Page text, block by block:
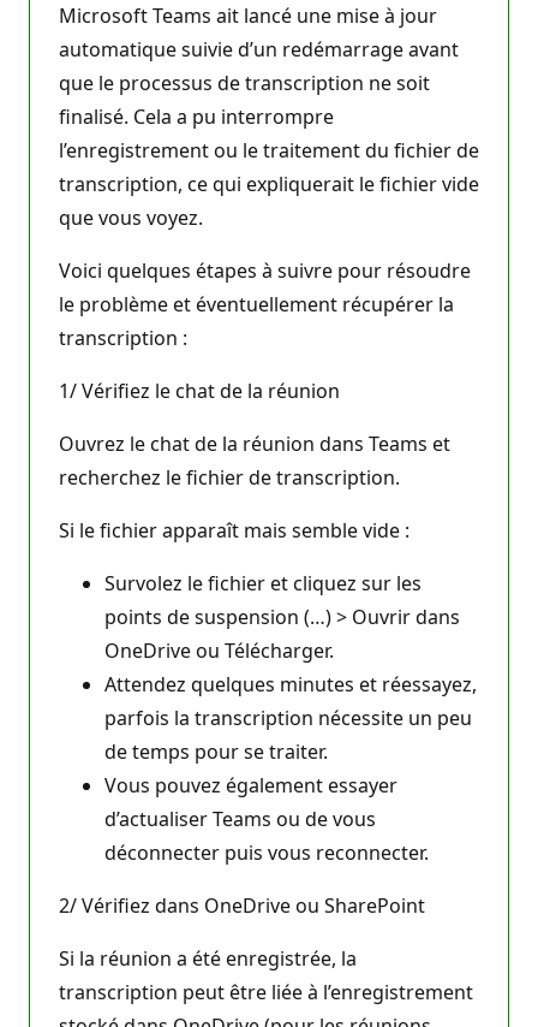
Microsoft Teams ait lancé une mise à jour
automatique suivie d’un redémarrage avant
que le processus de transcription ne soit
finalisé. Cela a pu interrompre
l’enregistrement ou le traitement du fichier de
transcription, ce qui expliquerait le fichier vide
que vous voyez.
Voici quelques étapes à suivre pour résoudre
le problème et éventuellement récupérer la
transcription :
1/ Vérifiez le chat de la réunion
Ouvrez le chat de la réunion dans Teams et
recherchez le fichier de transcription.
Si le fichier apparaît mais semble vide :
Survolez le fichier et cliquez sur les
points de suspension (…) > Ouvrir dans
OneDrive ou Télécharger.
Attendez quelques minutes et réessayez,
parfois la transcription nécessite un peu
de temps pour se traiter.
Vous pouvez également essayer
d’actualiser Teams ou de vous
déconnecter puis vous reconnecter.
2/ Vérifiez dans OneDrive ou SharePoint
Si la réunion a été enregistrée, la
transcription peut être liée à l’enregistrement